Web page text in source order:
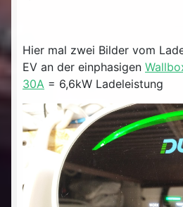
Hier mal zwei Bilder vom
EV an der einphasigen
30A = 6,6kW Ladeleistung